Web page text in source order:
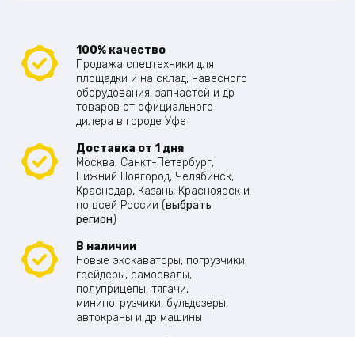
100% качество
Продажа спецтехники для
площадки и на склад, навесного
оборудования, запчастей и др
товаров от официального
дилера в городе Уфе
Доставка от 1 дня
Москва, Санкт-Петербург,
Нижний Новгород, Челябинск,
Краснодар, Казань, Красноярск и
по всей России (выбрать
регион)
В наличии
Новые экскаваторы, погрузчики,
грейдеры, самосвалы,
полуприцепы, тягачи,
минипогрузчики, бульдозеры,
автокраны и др машины